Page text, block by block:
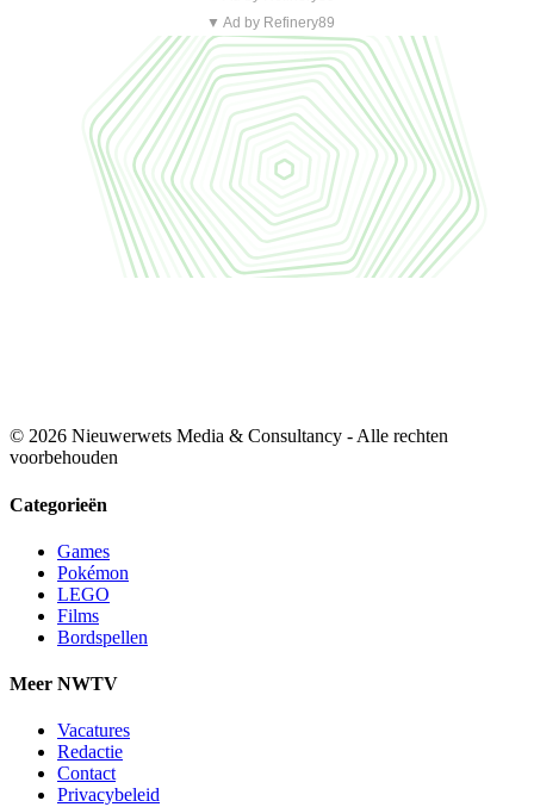
▼ Ad by Refinery89
© 2026 Nieuwerwets Media & Consultancy - Alle rechten
voorbehouden
Categorieën
Games
Pokémon
LEGO
Films
Bordspellen
Meer NWTV
Vacatures
Redactie
Contact
Privacybeleid